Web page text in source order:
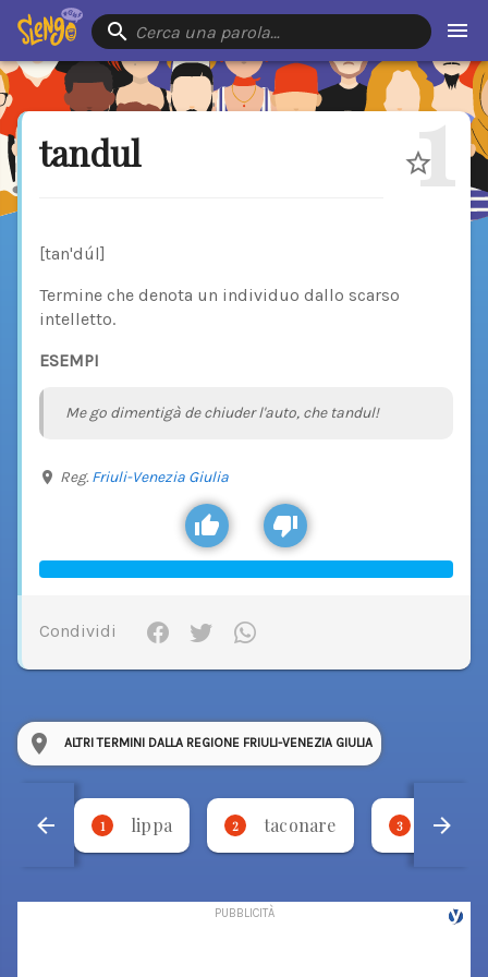
Cerca una parola…
tandul 1
[tan'dúl]
Termine che denota un individuo dallo scarso
intelletto.
ESEMPI
Me go dimentigà de chiuder l'auto, che tandul!
Reg. Friuli-Venezia Giulia
Condividi
ALTRI TERMINI DALLA REGIONE FRIULI-VENEZIA GIULIA
1 lippa 2 taconare 3 necca